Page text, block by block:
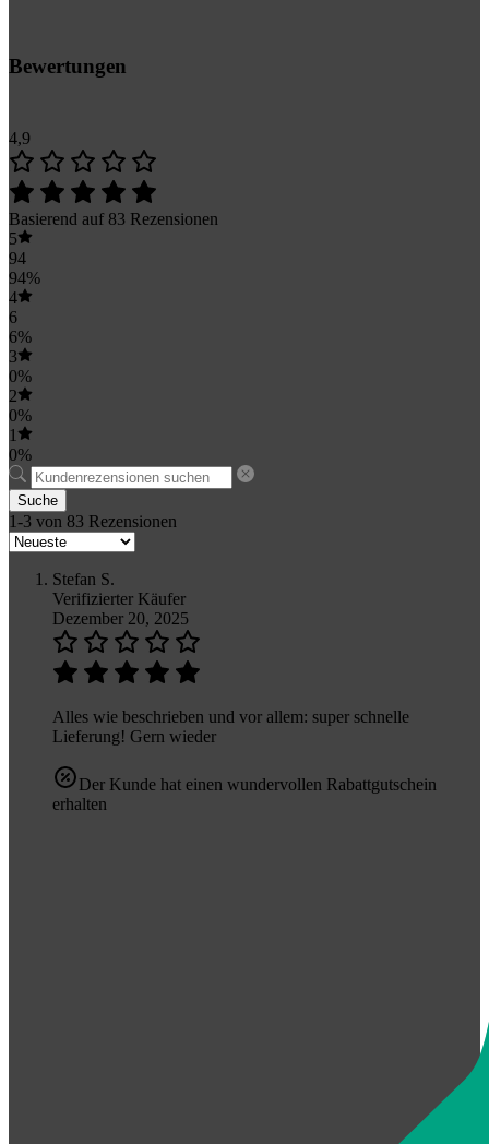
Bewertungen
4,9
Basierend auf 83 Rezensionen
5
94
94%
4
6
6%
3
0%
2
0%
1
0%
Suche
1-3 von 83 Rezensionen
Stefan S.
Verifizierter Käufer
Dezember 20, 2025
Alles wie beschrieben und vor allem: super schnelle
Lieferung! Gern wieder
Der Kunde hat einen wundervollen Rabattgutschein
erhalten